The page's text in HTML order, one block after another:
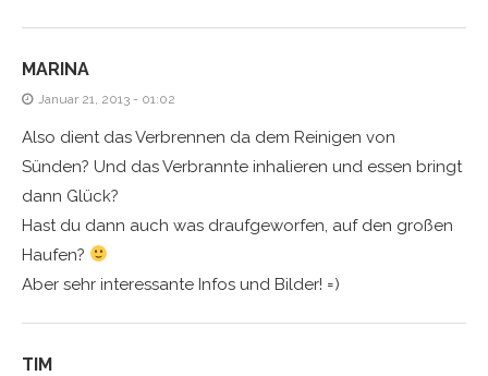
MARINA
Januar 21, 2013 - 01:02
Also dient das Verbrennen da dem Reinigen von
Sünden? Und das Verbrannte inhalieren und essen bringt
dann Glück?
Hast du dann auch was draufgeworfen, auf den großen
Haufen?
Aber sehr interessante Infos und Bilder! =)
TIM